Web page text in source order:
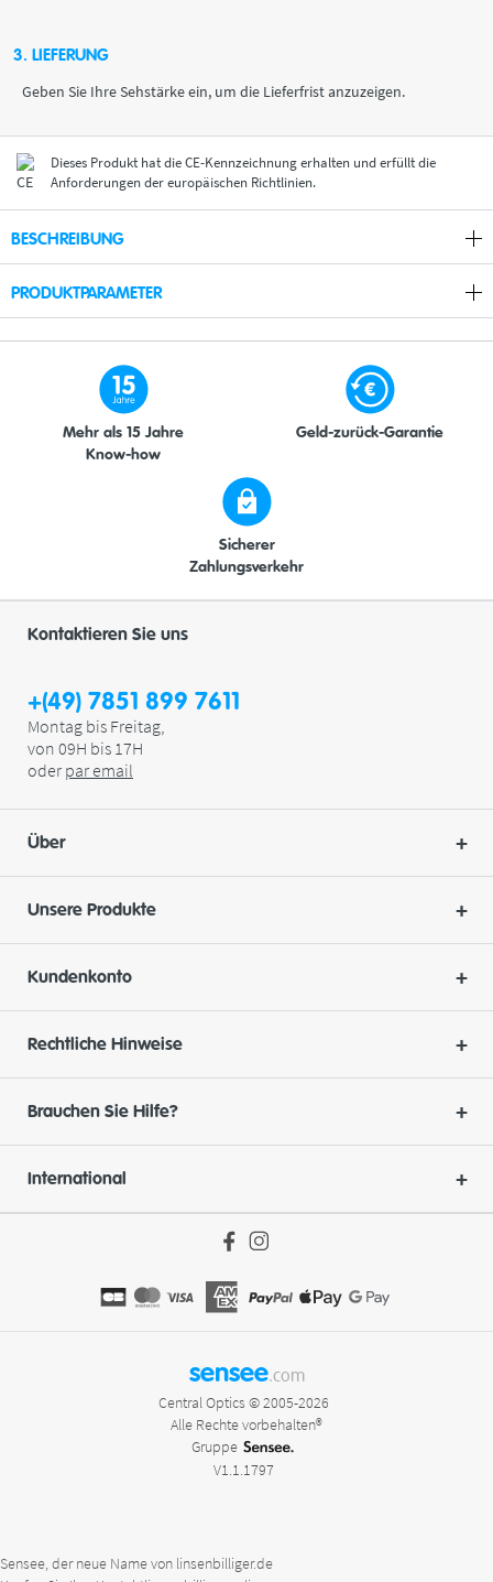
BESCHREIBUNG
PRODUKTPARAMETER
3. LIEFERUNG
Geben Sie Ihre Sehstärke ein, um die Lieferfrist anzuzeigen.
Dieses Produkt hat die CE-Kennzeichnung erhalten und erfüllt die
Anforderungen der europäischen Richtlinien.
Mehr als 15 Jahre
Know-how
Sicherer
Zahlungsverkehr
Geld-zurück-Garantie
Kontaktieren Sie uns
+(49) 7851 899 7611
Montag bis Freitag,
von 09H bis 17H
oder paremail
Über
Unsere Produkte
Kundenkonto
Rechtliche Hinweise
Brauchen Sie Hilfe?
International
sensee.com
Central Optics © 2005-2026
Alle Rechte vorbehalten®
Gruppe
V1.1.1797
Sensee, der neue Name von linsenbilliger.de